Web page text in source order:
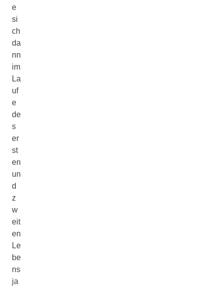
e
si
ch
da
nn
im
La
uf
e
de
s
er
st
en
un
d
z
w
eit
en
Le
be
ns
ja